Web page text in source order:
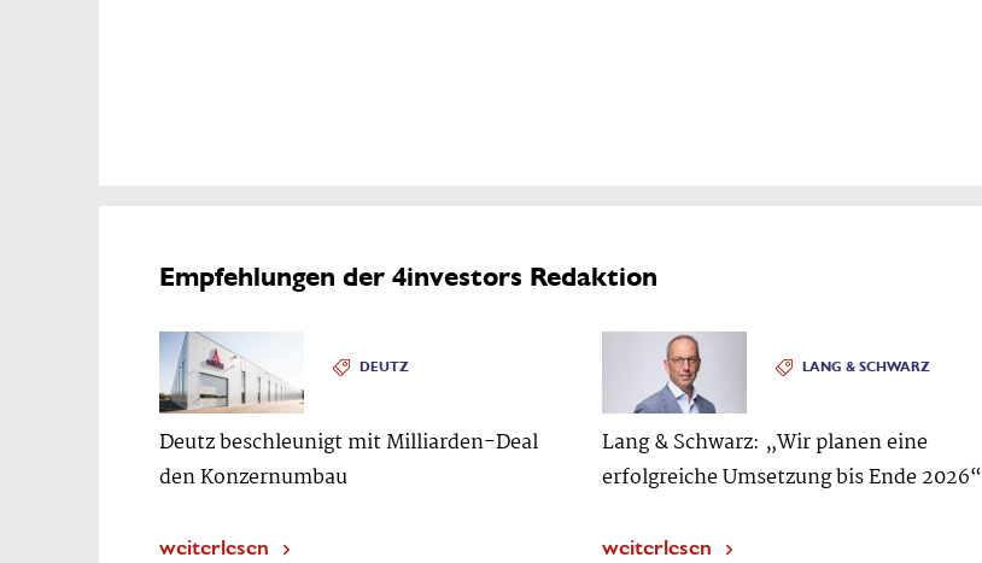
Empfehlungen der 4investors Redaktion
DEUTZ
Deutz beschleunigt mit Milliarden-Deal
den Konzernumbau
weiterlesen
LANG & SCHWARZ
Lang & Schwarz: „Wir planen eine
erfolgreiche Umsetzung bis Ende 2026“
weiterlesen